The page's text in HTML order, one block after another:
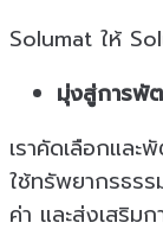
Solumat ให้
มุ่งสู่การพั
เราคัดเลือกแล
ใช้ทรัพยากรธร
ค่า และส่งเสริม